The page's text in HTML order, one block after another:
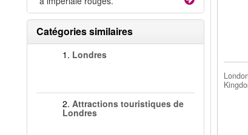
Catégories similaires
1. Londres
2. Attractions touristiques de
Londres